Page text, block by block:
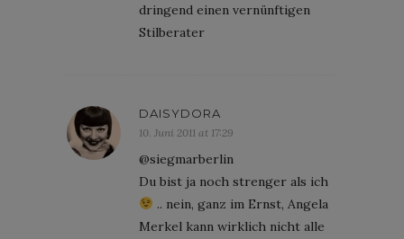
dringend einen vernünftigen
Stilberater
DAISYDORA
10. Juni 2011 at 17:29
@siegmarberlin
Du bist ja noch strenger als ich
.. nein, ganz im Ernst, Angela
Merkel kann wirklich nicht alle